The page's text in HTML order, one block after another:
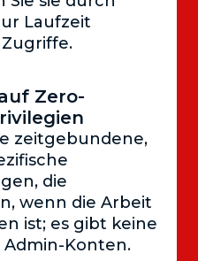
Laufzeit
Zero-
zeitgebundene,
die
wenn die Arbeit
ist; es gibt keine
Konten.